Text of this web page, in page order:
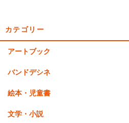
カテゴリー
アートブック
バンドデシネ
絵本・児童書
文学・小説